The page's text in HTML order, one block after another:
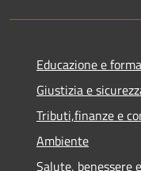
Educazione e
Giustizia e
Tributi,finanze e
Ambiente
Salute, benessere